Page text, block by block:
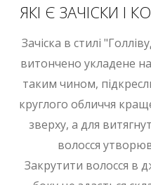
ЯКІ Є ЗАЧІСКИ І
Зачіска в стилі
витончено укладене
таким чином,
круглого обличчя
зверху, а для
волосся
Закрутити волосся в